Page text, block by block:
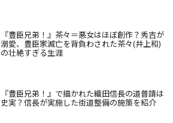
『豊臣兄弟！』茶々＝悪女はほぼ創作？秀吉が
溺愛、豊臣家滅亡を背負わされた茶々(井上和)
の壮絶すぎる生涯
『豊臣兄弟！』で描かれた織田信長の道普請は
史実？信長が実施した街道整備の施策を紹介